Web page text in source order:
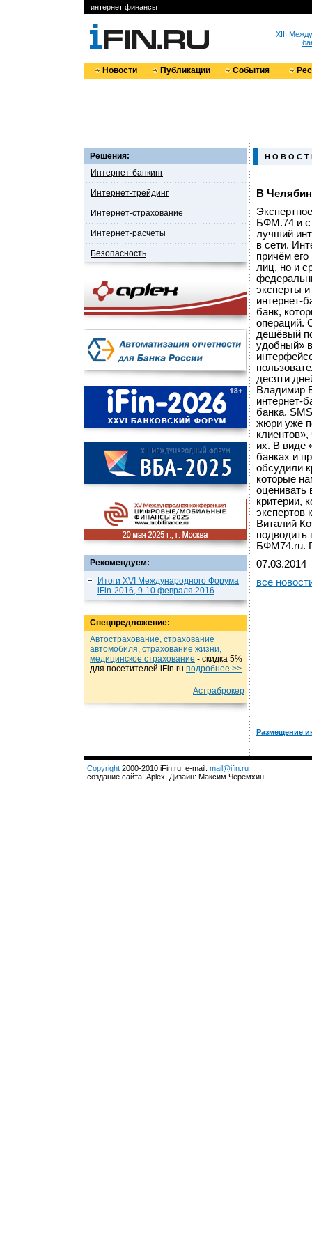
интернет финансы
XIII
Новости Публикации События
Решения:
Интернет-банкинг
Интернет-трейдинг
Интернет-страхование
Интернет-расчеты
Безопасность
Рекомендуем:
Итоги XVI Международного Форума
iFin-2016, 9-10 февраля 2016
Спецпредложение:
Автострахование, страхование
автомобиля, страхование жизни,
медицинское страхование - cкидка 5%
для посетителей iFin.ru подробнеe >>
Астраброкер
Н О В О С Т
В
БФМ.74 и
лучший
в сети.
причём
лиц, но и
эксперты
интернет-
банк,
операций.
дешёвый
удобный»
десяти
Владимир
интернет-
банка.
жюри уже
их. В виде
банках и
обсудили
которые
оценивать
критерии,
экспертов
Виталий
подводить
БФМ74.ru.
07.03.2014
все
Размещение
Copyright 2000-2010 iFin.ru, e-mail: mail@ifin.ru
создание сайта: Aplex, Дизайн: Максим Черемхин